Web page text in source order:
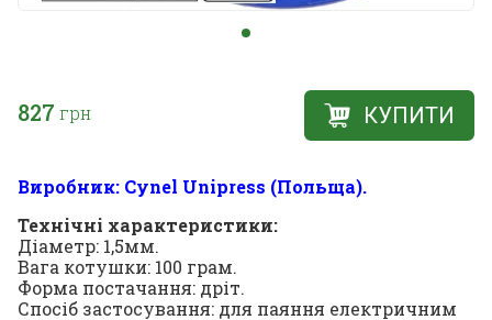
827 грн КУПИТИ
Виробник: Cynel Unipress (Польща).
Технічні характеристики:
Діаметр: 1,5мм.
Вага котушки: 100 грам.
Форма постачання: дріт.
Спосіб застосування: для паяння електричним